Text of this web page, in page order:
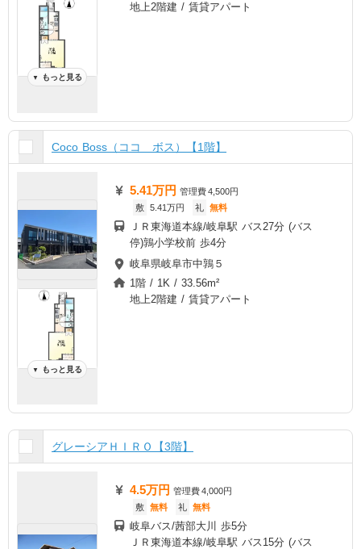
▼ もっと見る
地上2階建 / 賃貸アパート
Coco Boss（ココ ボス）【1階】
▼ もっと見る
5.41万円 管理費4,500円
敷 5.41万円 礼 無料
ＪＲ東海道本線/岐阜駅 バス27分 (バス
停)鶉小学校前 歩4分
岐阜県岐阜市中鶉５
1階 / 1K / 33.56m²
地上2階建 / 賃貸アパート
グレーシアＨＩＲＯ【3階】
4.5万円 管理費4,000円
敷 無料 礼 無料
岐阜バス/茜部大川 歩5分
ＪＲ東海道本線/岐阜駅 バス15分 (バス